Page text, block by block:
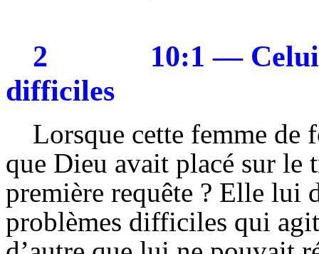
2
10:1 — Celui
difficiles
Lorsque cette femme de
que Dieu avait placé sur le
première requête ? Elle lui
problèmes difficiles qui